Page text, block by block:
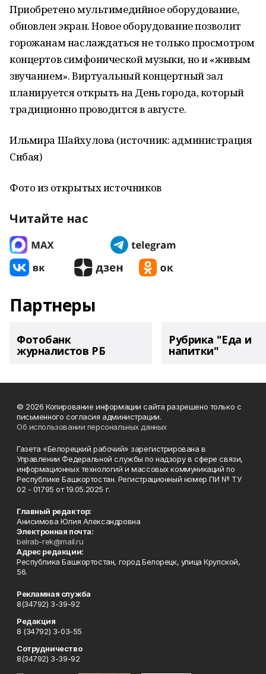
Приобретено мультимедийное оборудование,
обновлен экран. Новое оборудование позволит
горожанам наслаждаться не только просмотром
концертов симфонической музыки, но и «живым
звучанием». Виртуальный концертный зал
планируется открыть на День города, который
традиционно проводится в августе.
Ильмира Шайхулова (источник: администрация
Сибая)
Фото из открытых источников
Читайте нас
Партнеры
Фотобанк
журналистов РБ
Рубрика "Еда и
напитки"
© 2026 Копирование информации сайта разрешено только с
письменного согласия администрации.
Об использовании персональных данных
Газета «Белорецкий рабочий» зарегистрирована в
Управлении Федеральной службы по надзору в сфере связи,
информационных технологий и массовых коммуникаций по
Республике Башкортостан. Регистрационный номер ПИ № ТУ
02 - 01795 от 19.05.2025 г.
Главный редактор:
Анисимова Юлия Александровна
Электронная почта:
belrab-rek@mail.ru
Адрес редакции:
Республика Башкортостан, город Белорецк, улица Крупской,
56.
Рекламная служба
8(34792) 3-39-92
Редакция
8 (34792) 3-03-55
Сотрудничество
8(34792) 3-39-92